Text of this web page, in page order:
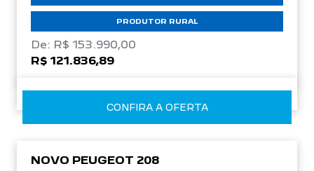
PRODUTOR RURAL
De: R$ 153.990,00
R$ 121.836,89
CONFIRA A OFERTA
NOVO PEUGEOT 208